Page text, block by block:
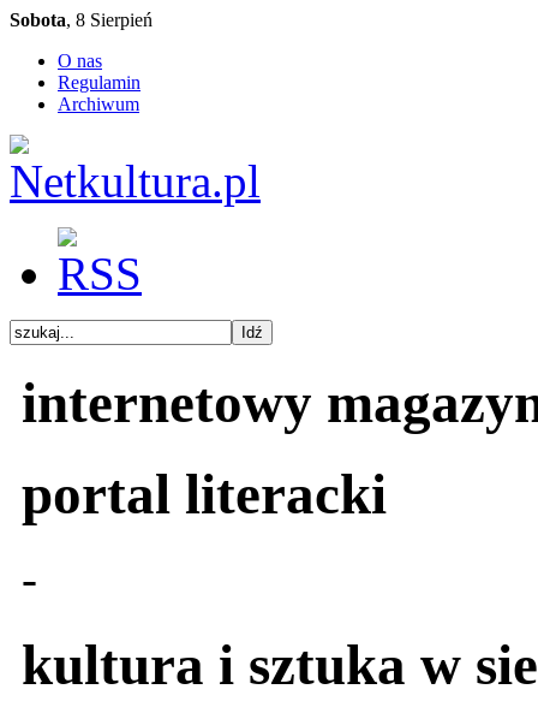
Sobota, 8 Sierpień
O nas
Regulamin
Archiwum
internetowy
portal literacki
-
kultura i sztuka w